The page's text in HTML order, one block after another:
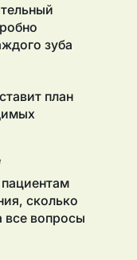
зуба
план
сколько
все вопросы